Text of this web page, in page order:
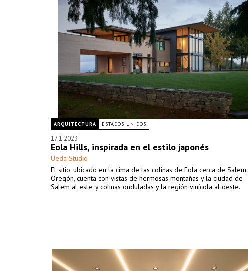
ARQUITECTURA ESTADOS UNIDOS
17.1.2023
Eola Hills, inspirada en el estilo japonés
Ueda Studio
El sitio, ubicado en la cima de las colinas de Eola cerca de Salem,
Oregón, cuenta con vistas de hermosas montañas y la ciudad de
Salem al este, y colinas onduladas y la región vinícola al oeste.